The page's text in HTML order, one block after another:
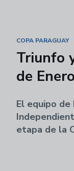
COPA PARAGUAY
Triunfo
de Enero
El equipo
etapa de la